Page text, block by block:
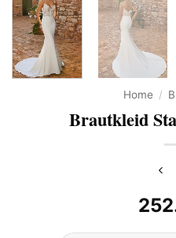
Home /
Brautkleid